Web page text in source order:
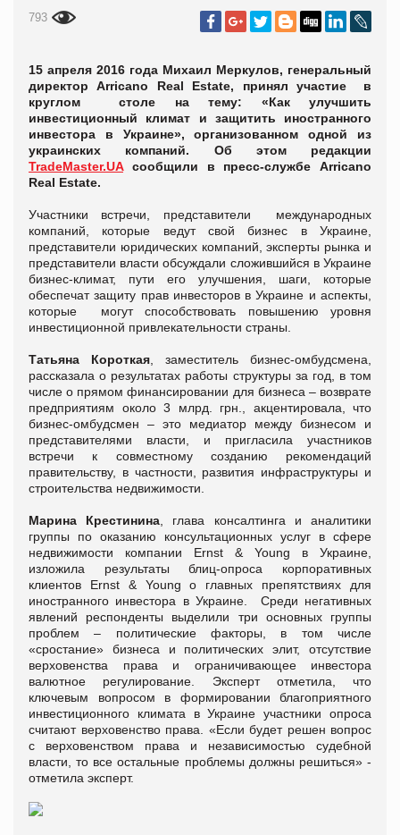
793
15 апреля 2016 года Михаил Меркулов, генеральный
директор Arricano Real Estate, принял участие в
круглом столе на тему: «Как улучшить
инвестиционный климат и защитить иностранного
инвестора в Украине», организованном одной из
украинских компаний. Об этом редакции
TradeMaster.UAсообщили в пресс-службе Arricano
Real Estate.
Участники встречи, представители международных
компаний, которые ведут свой бизнес в Украине,
представители юридических компаний, эксперты рынка и
представители власти обсуждали сложившийся в Украине
бизнес-климат, пути его улучшения, шаги, которые
обеспечат защиту прав инвесторов в Украине и аспекты,
которые могут способствовать повышению уровня
инвестиционной привлекательности страны.
Татьяна Короткая , заместитель бизнес-омбудсмена,
рассказала о результатах работы структуры за год, в том
числе о прямом финансировании для бизнеса – возврате
предприятиям около 3 млрд. грн., акцентировала, что
бизнес-омбудсмен – это медиатор между бизнесом и
представителями власти, и пригласила участников
встречи к совместному созданию рекомендаций
правительству, в частности, развития инфраструктуры и
строительства недвижимости.
Марина Крестинина , глава консалтинга и аналитики
группы по оказанию консультационных услуг в сфере
недвижимости компании Ernst & Young в Украине,
изложила результаты блиц-опроса корпоративных
клиентов Ernst & Young о главных препятствиях для
иностранного инвестора в Украине. Среди негативных
явлений респонденты выделили три основных группы
проблем – политические факторы, в том числе
«сростание» бизнеса и политических элит, отсутствие
верховенства права и ограничивающее инвестора
валютное регулирование. Эксперт отметила, что
ключевым вопросом в формировании благоприятного
инвестиционного климата в Украине участники опроса
считают верховенство права. «Если будет решен вопрос
с верховенством права и независимостью судебной
власти, то все остальные проблемы должны решиться» -
отметила эксперт.